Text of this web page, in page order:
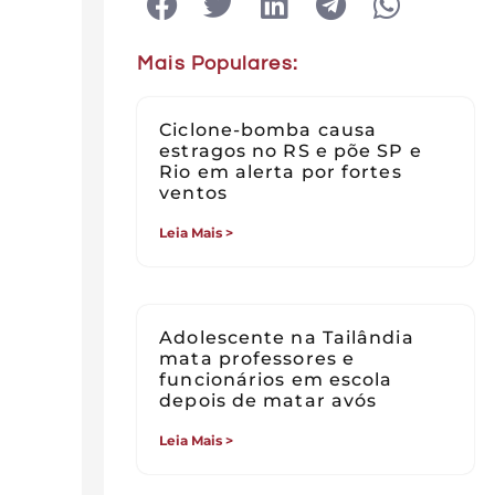
Mais Populares:
Ciclone-bomba causa
estragos no RS e põe SP e
Rio em alerta por fortes
ventos
Leia Mais >
Adolescente na Tailândia
mata professores e
funcionários em escola
depois de matar avós
Leia Mais >